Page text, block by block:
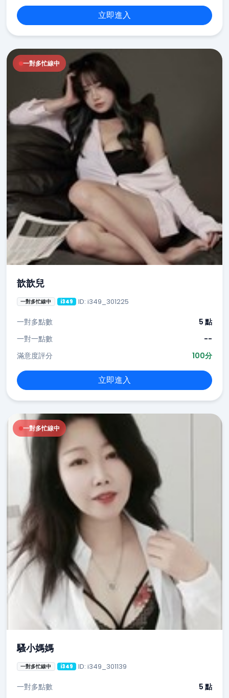
立即進入
一對多忙線中
歆歆兒
一對多忙線中 i349 ID: i349_301225
一對多點數
5 點
一對一點數
--
滿意度評分
100分
立即進入
一對多忙線中
騷小媽媽
一對多忙線中 i349 ID: i349_301139
一對多點數 5 點